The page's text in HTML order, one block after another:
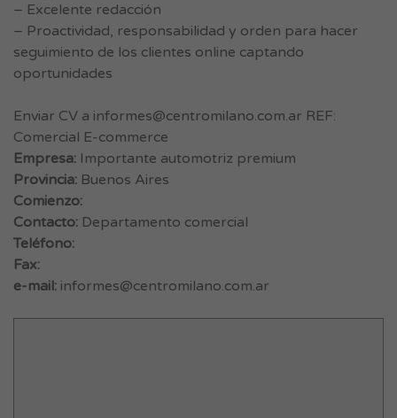
– Excelente redacción
– Proactividad, responsabilidad y orden para hacer
seguimiento de los clientes online captando
oportunidades
Enviar CV a informes@centromilano.com.ar REF:
Comercial E-commerce
Empresa: Importante automotriz premium
Provincia: Buenos Aires
Comienzo:
Contacto: Departamento comercial
Teléfono:
Fax:
e-mail: informes@centromilano.com.ar